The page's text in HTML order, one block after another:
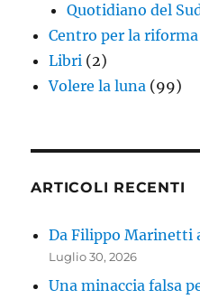
Quotidiano del
Centro per la
Libri (2)
Volere la luna (99)
ARTICOLI RECENTI
Da Filippo Marinetti
Luglio 30, 2026
Una minaccia falsa